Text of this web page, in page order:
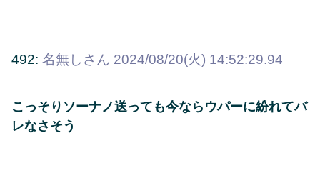
492: 名無しさん 2024/08/20(火) 14:52:29.94
こっそりソーナノ送っても今ならウパーに紛れてバ
レなさそう